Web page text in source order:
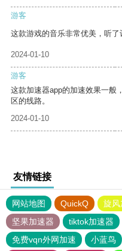
游客
这款游戏的音乐非常优美，听了
2024-01-10
游客
这款加速器app的加速效果一般
区的线路。
2024-01-10
友情链接
网站地图 QuickQ 旋风
坚果加速器
tiktok加速器
免费vqn外网加速
小蓝鸟